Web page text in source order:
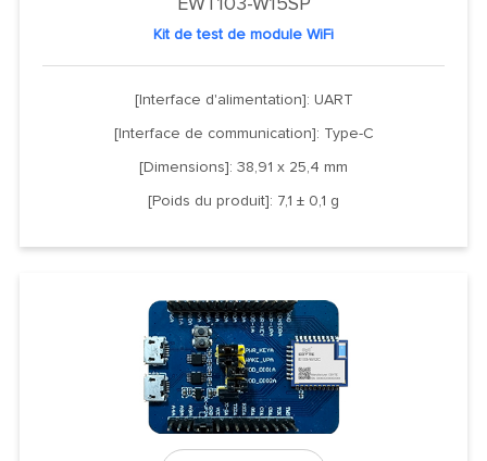
EWT103-W15SP
Kit de test de module WiFi
[Interface d'alimentation]: UART
[Interface de communication]: Type-C
[Dimensions]: 38,91 x 25,4 mm
[Poids du produit]: 7,1 ± 0,1 g